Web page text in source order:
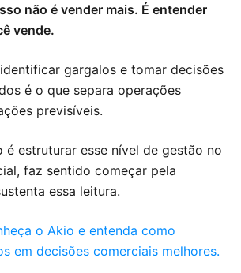
não é vender mais. É entender
vende.
gargalos e tomar decisões
é o que separa operações
previsíveis.
é estruturar esse nível de gestão no
faz sentido começar pela
essa leitura.
o Akio e entenda como
em decisões comerciais melhores.